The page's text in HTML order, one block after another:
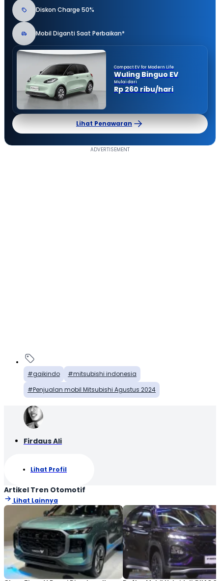
Diskon Charge 50%
Mobil Diganti Saat Perbaikan*
Compact EV for Modern Life
Wuling Binguo EV
Mulai dari
Rp 260 ribu/hari
Lihat Penawaran
gaikindo
mitsubishi indonesia
Penjualan mobil Mitsubishi Agustus 2024
Firdaus Ali
Lihat Profil
Artikel Tren Otomotif
Lihat Lainnya